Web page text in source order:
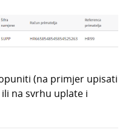
(na primjer upisati
na svrhu uplate i